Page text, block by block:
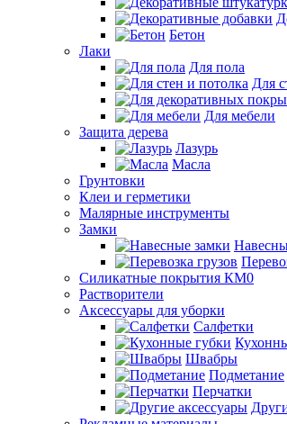
Бетон
Лаки
Для пола
Для
Для мебели
Защита дерева
Лазурь
Масла
Грунтовки
Клеи и герметики
Малярные инструменты
Замки
Силикатные покрытия КМ0
Растворители
Аксессуары для уборки
Салфетки
Швабры
Подметание
Перчатки